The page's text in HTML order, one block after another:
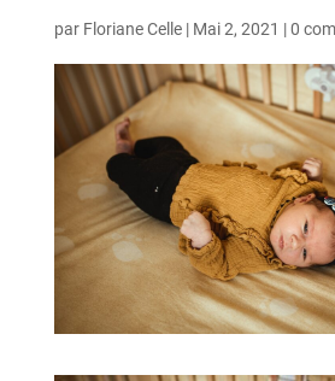
par Floriane Celle| Mai 2, 2021 |0